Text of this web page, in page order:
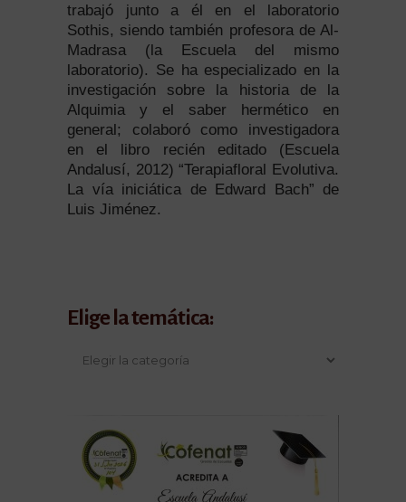
trabajó junto a él en el laboratorio
Sothis, siendo también profesora de Al-
Madrasa (la Escuela del mismo
laboratorio). Se ha especializado en la
investigación sobre la historia de la
Alquimia y el saber hermético en
general; colaboró como investigadora
en el libro recién editado (Escuela
Andalusí, 2012) “Terapiafloral Evolutiva.
La vía iniciática de Edward Bach” de
Luis Jiménez.
Elige la temática: